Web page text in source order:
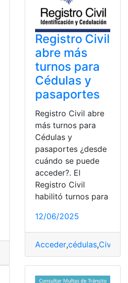
Registro Civil
abre más
turnos para
Cédulas y
pasaportes
Registro Civil abre
más turnos para
Cédulas y
pasaportes ¿desde
cuándo se puede
acceder?. El
Registro Civil
habilitó turnos para
12/06/2025
Acceder,cédulas,Civil